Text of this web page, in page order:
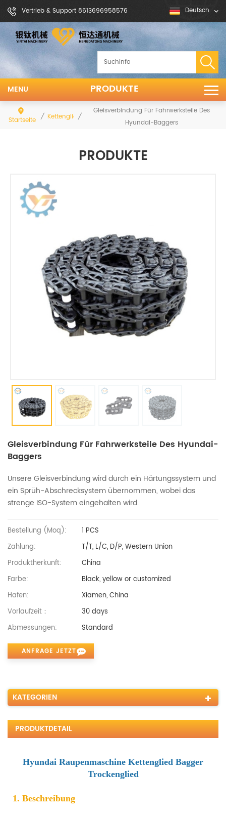
Vertrieb & Support 8613696958576 Deutsch
PRODUKTE
MENU
Startseite / Kettenglied
/
Gleisverbindung Für Fahrwerksteile Des
Hyundai-Baggers
PRODUKTE
Gleisverbindung Für Fahrwerksteile Des Hyundai-
Baggers
Unsere Gleisverbindung wird durch ein Härtungssystem und
ein Sprüh-Abschrecksystem übernommen, wobei das
strenge ISO-System eingehalten wird.
Bestellung (moq):
1 PCS
Zahlung:
T/T, L/C, D/P, Western Union
Produktherkunft:
China
Farbe:
Black, yellow or customized
Hafen:
Xiamen, China
Vorlaufzeit：
30 days
Abmessungen:
Standard
ANFRAGE JETZT
KATEGORIEN
PRODUKTDETAIL
Hyundai Raupenmaschine Kettenglied Bagger
Trockenglied
1. Beschreibung